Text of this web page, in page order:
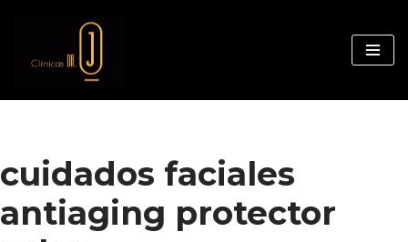
cuidados faciales
antiaging protector